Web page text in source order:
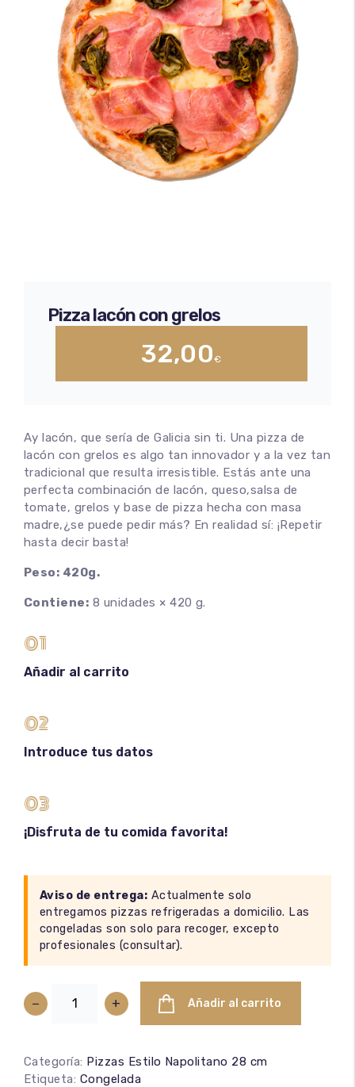
Minipizzas
Empanadas
Bases de pizza
Certificado Seguridad Alimentaria
Envíos y devoluciones
Pizza lacón con grelos
32,00€
Ay lacón, que sería de Galicia sin ti. Una pizza de
lacón con grelos es algo tan innovador y a la vez tan
tradicional que resulta irresistible. Estás ante una
perfecta combinación de lacón, queso,salsa de
tomate, grelos y base de pizza hecha con masa
madre,¿se puede pedir más? En realidad sí: ¡Repetir
hasta decir basta!
Peso: 420g.
Contiene: 8 unidades × 420 g.
01
Añadir al carrito
02
Introduce tus datos
03
¡Disfruta de tu comida favorita!
Aviso de entrega: Actualmente solo
entregamos pizzas refrigeradas a domicilio. Las
congeladas son solo para recoger, excepto
profesionales (consultar).
− + Añadir al carrito
Categoría: Pizzas Estilo Napolitano 28 cm
Etiqueta: Congelada